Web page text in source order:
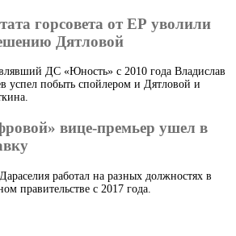
горсовета от ЕР уволили
Дятловой
ДС «Юность» с 2010 года Владислав
успел побыть спойлером и Дятловой и
вице-премьер ушел в
работал на разных должностях в
правительстве с 2017 года.